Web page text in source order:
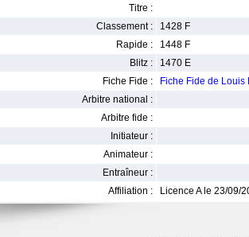
Titre :
Classement :
1428 F
Rapide :
1448 F
Blitz :
1470 E
Fiche Fide :
Fiche Fide de Louis
Arbitre national :
Arbitre fide :
Initiateur :
Animateur :
Entraîneur :
Affiliation :
Licence A le 23/09/